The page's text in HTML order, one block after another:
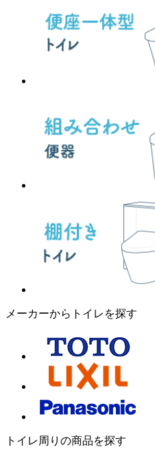
メーカーからトイレを探す
トイレ周りの商品を探す